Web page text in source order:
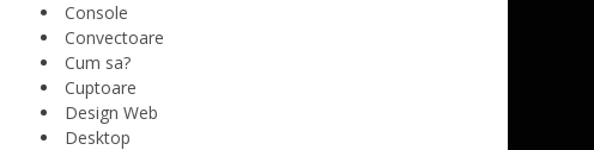
Console
Convectoare
Cum sa?
Cuptoare
Design Web
Desktop